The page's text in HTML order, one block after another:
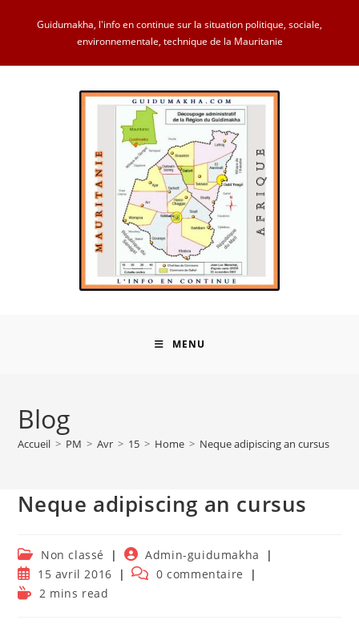
Guidumakha, l'info en continue sur la situation politique, sociale,
environnementale, technique de la Mauritanie
MENU
Blog
Accueil > PM > Avr > 15 > Home > Neque adipiscing an cursus
Neque adipiscing an cursus
Post
category:
Non classé
Auteur/autrice
de
Admin-guidumakha
Publication
publiée :
15 avril 2016
Commentaires
0 commentaire
Temps2 mins read